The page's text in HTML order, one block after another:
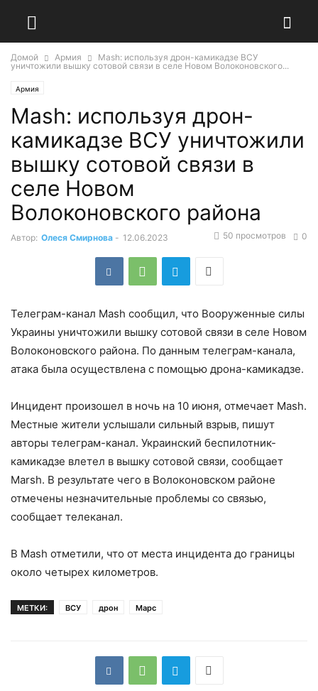
Домой Армия
Mash: используя дрон-камикадзе ВСУ
уничтожили вышку сотовой связи в селе Новом Волоконовского...
Армия
Mash: используя дрон-
камикадзе ВСУ уничтожили
вышку сотовой связи в
селе Новом
Волоконовского района
Автор: Олеся Смирнова - 12.06.2023 0
50 просмотров
Телеграм-канал Mash сообщил, что Вооруженные силы
Украины уничтожили вышку сотовой связи в селе Новом
Волоконовского района. По данным телеграм-канала,
атака была осуществлена с помощью дрона-камикадзе.
Инцидент произошел в ночь на 10 июня, отмечает Mash.
Местные жители услышали сильный взрыв, пишут
авторы телеграм-канал. Украинский беспилотник-
камикадзе влетел в вышку сотовой связи, сообщает
Marsh. В результате чего в Волоконовском районе
отмечены незначительные проблемы со связью,
сообщает телеканал.
В Mash отметили, что от места инцидента до границы
около четырех километров.
МЕТКИ: ВСУ дрон Марс